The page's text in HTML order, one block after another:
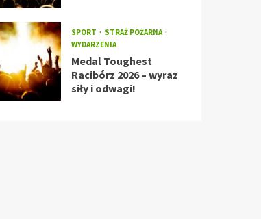
SPORT
STRAŻ POŻARNA
WYDARZENIA
Medal Toughest
Racibórz 2026 – wyraz
siły i odwagi!